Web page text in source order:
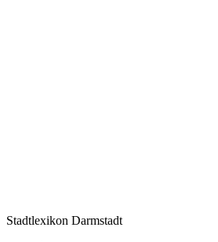
Stadtlexikon Darmstadt